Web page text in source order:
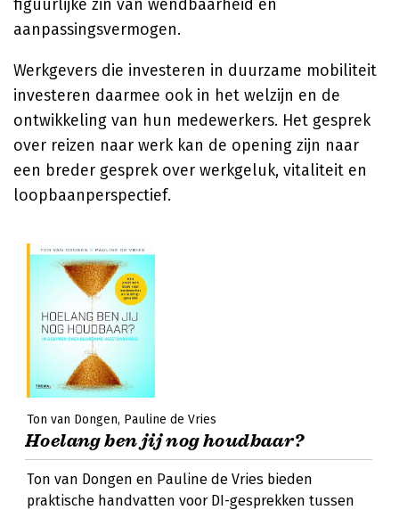
figuurlijke zin van wendbaarheid en
aanpassingsvermogen.
Werkgevers die investeren in duurzame mobiliteit
investeren daarmee ook in het welzijn en de
ontwikkeling van hun medewerkers. Het gesprek
over reizen naar werk kan de opening zijn naar
een breder gesprek over werkgeluk, vitaliteit en
loopbaanperspectief.
Ton van Dongen Pauline de Vries
Hoelang ben jij nog houdbaar?
Ton van Dongen en Pauline de Vries bieden
praktische handvatten voor DI-gesprekken tussen